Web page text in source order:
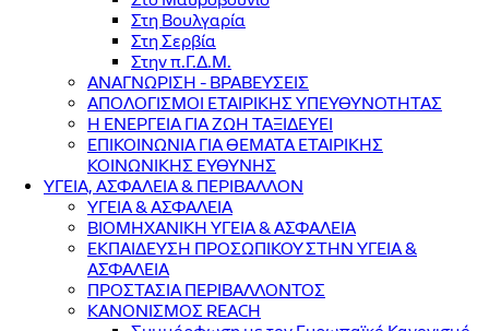
Στη Βουλγαρία
Στη Σερβία
Στην π.Γ.Δ.Μ.
ΑΝΑΓΝΩΡΙΣΗ - ΒΡΑΒΕΥΣΕΙΣ
ΑΠΟΛΟΓΙΣΜΟΙ ΕΤΑΙΡΙΚΗΣ ΥΠΕΥΘΥΝΟΤΗΤΑΣ
Η ΕΝΕΡΓΕΙΑ ΓΙΑ ΖΩΗ ΤΑΞΙΔΕΥΕΙ
ΕΠΙΚΟΙΝΩΝΙΑ ΓΙΑ ΘΕΜΑΤΑ ΕΤΑΙΡΙΚΗΣ
ΚΟΙΝΩΝΙΚΗΣ ΕΥΘΥΝΗΣ
ΥΓΕΙΑ, ΑΣΦΑΛΕΙΑ & ΠΕΡΙΒΑΛΛΟΝ
ΥΓΕΙΑ & ΑΣΦΑΛΕΙΑ
ΒΙΟΜΗΧΑΝΙΚΗ ΥΓΕΙΑ & ΑΣΦΑΛΕΙΑ
ΕΚΠΑΙΔΕΥΣΗ ΠΡΟΣΩΠΙΚΟΥ ΣΤΗΝ ΥΓΕΙΑ &
ΑΣΦΑΛΕΙΑ
ΠΡΟΣΤΑΣΙΑ ΠΕΡΙΒΑΛΛΟΝΤΟΣ
ΚΑΝΟΝΙΣΜΟΣ REACH